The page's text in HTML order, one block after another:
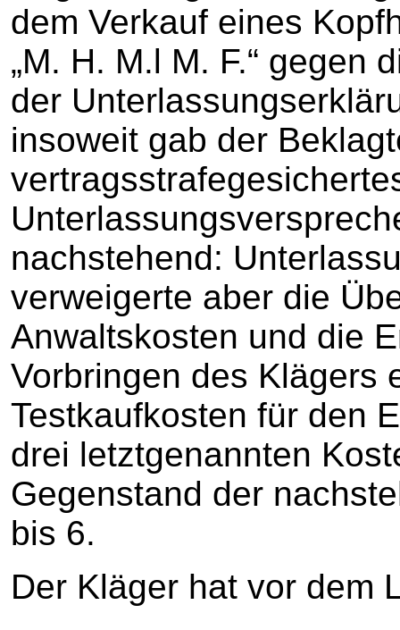
dem Verkauf eines
„M. H. M.l M. F.“ gegen
der
insoweit gab der
nachstehend:
verweigerte aber die
Anwaltskosten und die
Vorbringen des Klägers
Testkaufkosten für den
drei letztgenannten
Gegenstand der
bis 6.
Der Kläger hat vor dem